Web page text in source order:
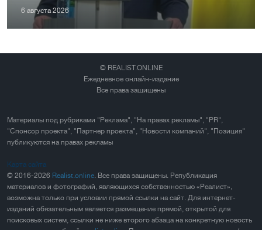
6 августа 2026
© REALIST.ONLINE
Ежедневное онлайн-издание
Все права защищены
Материалы под рубриками "Реклама", "На правах рекламы", "PR",
"Спонсор проекта", "Партнер проекта", "Новости компаний", "Позиция"
публикуются на правах рекламы
Карта сайта
© 2016-2026 Realist.online. Все права защищены. Републикация
материалов и фотографий, являющихся собственностью «Реалист»,
возможна только при условии прямой ссылки на сайт. Для интернет-
изданий обязательным является размещение прямой, открытой для
поисковых систем, ссылки не ниже второго абзаца на конкретную новость